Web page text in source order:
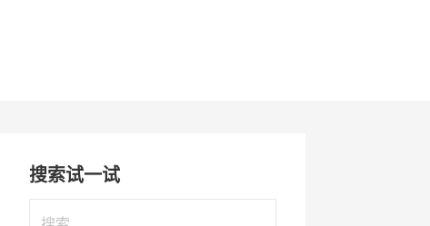
搜索试一试